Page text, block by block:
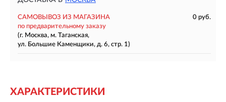
САМОВЫВОЗ ИЗ МАГАЗИНА
0 руб.
по предварительному заказу
(г. Москва, м. Таганская,
ул. Большие Каменщики, д. 6, стр. 1)
ХАРАКТЕРИСТИКИ